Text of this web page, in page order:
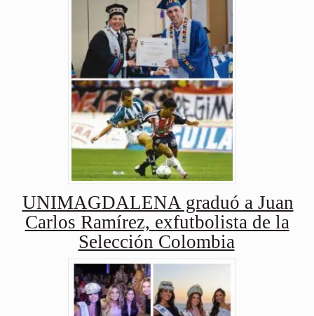
UNIMAGDALENA graduó a Juan
Carlos Ramírez, exfutbolista de la
Selección Colombia